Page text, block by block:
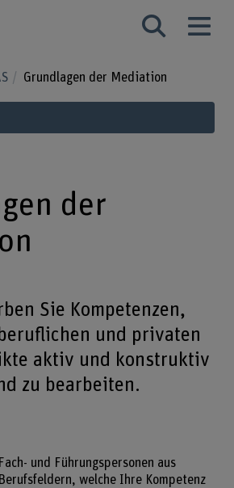
Grundlagen der Mediation
der
Sie Kompetenzen,
und privaten
aktiv und konstruktiv
zu bearbeiten.
und Führungspersonen aus
welche Ihre Kompetenz